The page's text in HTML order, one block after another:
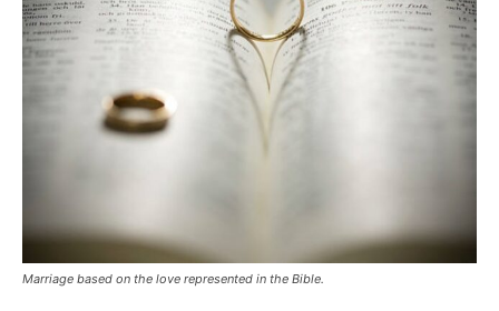
Marriage based on the love represented in the Bible.